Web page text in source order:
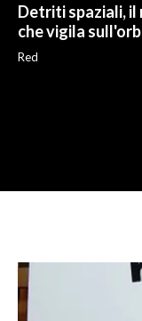
Detriti spaziali,
che vigila
Red